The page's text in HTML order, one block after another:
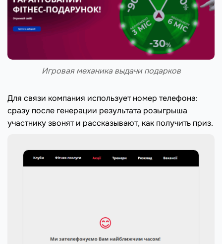
Игровая механика выдачи подарков
Для связи компания использует номер телефона:
сразу после генерации результата розыгрыша
участнику звонят и рассказывают, как получить приз.